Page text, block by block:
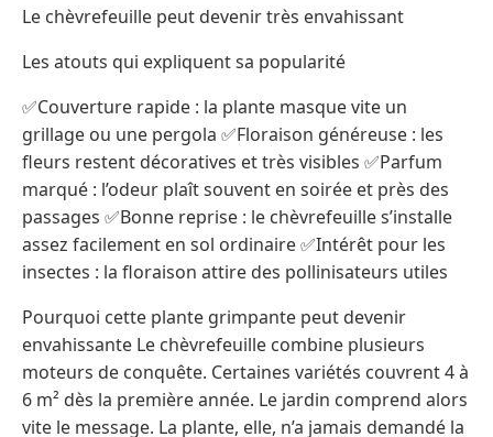
Le chèvrefeuille peut devenir très envahissant
Les atouts qui expliquent sa popularité
✅Couverture rapide : la plante masque vite un
grillage ou une pergola ✅Floraison généreuse : les
fleurs restent décoratives et très visibles ✅Parfum
marqué : l’odeur plaît souvent en soirée et près des
passages ✅Bonne reprise : le chèvrefeuille s’installe
assez facilement en sol ordinaire ✅Intérêt pour les
insectes : la floraison attire des pollinisateurs utiles
Pourquoi cette plante grimpante peut devenir
envahissante Le chèvrefeuille combine plusieurs
moteurs de conquête. Certaines variétés couvrent 4 à
6 m² dès la première année. Le jardin comprend alors
vite le message. La plante, elle, n’a jamais demandé la